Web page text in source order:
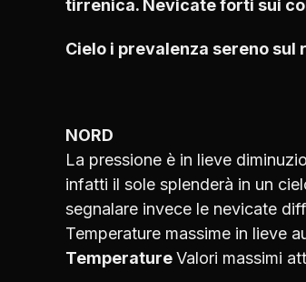
tirrenica. Nevicate forti sui
Cielo i prevalenza sereno
NORD
La pressione è in lieve
infatti il sole splenderà in un
segnalare invece le nevicate
Temperature massime in lieve
TemperatureValori massimi